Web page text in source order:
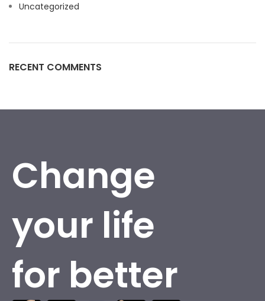
Uncategorized
RECENT COMMENTS
Change
your life
for better